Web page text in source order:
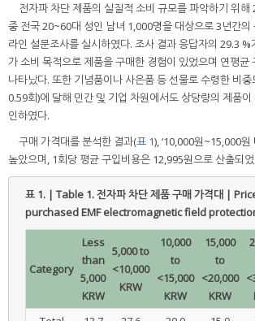
전자파 차단 제품의 실질적 소비 규모를 파악하기 위
중 전국 20~60대 성인 남녀 1,000명을 대상으로 3년간의
라인 설문조사를 실시하였다. 조사 결과 응답자의 29.3
가 소비 목적으로 제품을 구매한 경험이 있었으며 연평균
나타났다. 또한 기념품이나 사은품 등 선물로 수령한 비
0.59회)에 달해 민간 및 기업 차원에서도 상당량의 제품
인하였다.
구매 가격대를 분석한 결과(표 1), ‘10,000원~15,000원
높았으며, 1회당 평균 구입비용은 12,995원으로 산출되
표 1. | Table 1.전자파 차단 제품 구매 가격대 |
purchased EMF electromagnetic field
Category
Less
than
5,000
KRW
5,000 to
<10,000
KRW
10,000
to
<15,000
KRW
15,000
to
<20,000
KRW